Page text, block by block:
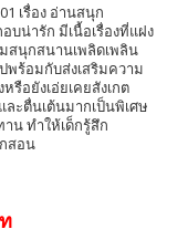
เรื่อง อ่านสนุก
น่ารัก มีเนื้อเรื่องที่แฝง
สนุกสนานเพลิดเพลิน
พร้อมกับส่งเสริมความ
อยังเอ่ยเคยสังเกต
ละตื่นเต้นมากเป็นพิเศษ
น ทำให้เด็กรู้สึก
สอน